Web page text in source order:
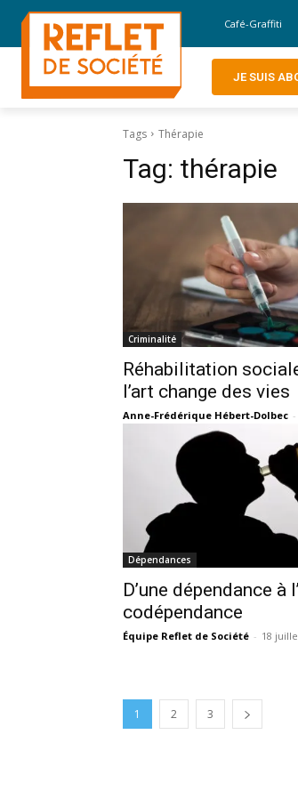
Café-Graffiti
JE SUIS
Tags Thérapie
Tag: thérapie
Criminalité
Réhabilitation
l’art change des vies
Anne-Frédérique Hébert-Dolbec -
Dépendances
D’une dépendance à
codépendance
Équipe Reflet de Société - 18
1 2 3